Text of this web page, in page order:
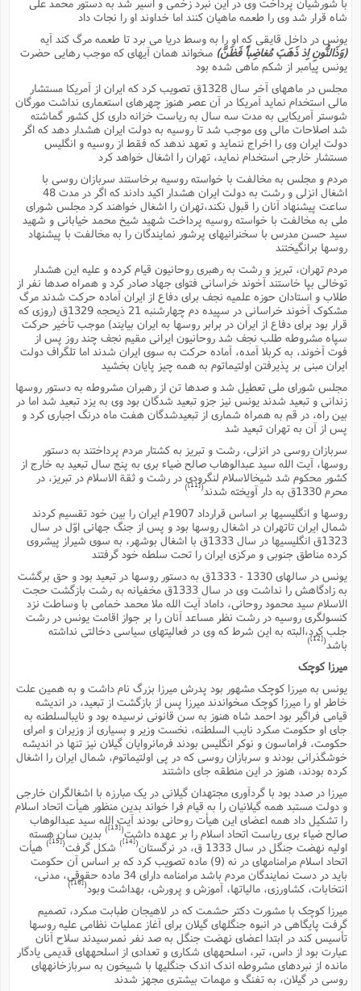
شاه قرار شد وى را طعمه ماهیان کنند اما خداوند او را نجات داد
یونس در داخل قایقى که او را به وسط دریا مى برد تا طعمه مرگ کند آیه
(وَذَالنُّونِ اِذ ذَهَبَ مُغاضِباً فَظَنَّ)مىخواند همان آیهاى که موجب رهایى حضرت
یونس پیامبر از شکم ماهى شده بود
مجلس در ماههاى آخر سال 1328ق تصویب کرد که ایران از آمریکا مستشار
مالى استخدام نماید آمریکا در آن عصر هنوز چهرهاى استعمارى نداشت مورگان
شوستر آمریکایى به مدت سه سال به ریاست خزانه دارى کل کشور گماشته
شد اصلاحات مالى وى موجب شد تا روسیه به دولت ایران هشدار دهد که اگر
دولت ایران وى را اخراج ننماید و تعهد ندهد که فقط از روسیه و انگلیس
مستشار خارجى استخدام نماید، تهران را اشغال خواهد کرد
مردم و مجلس به مخالفت با خواسته روسیه برخاستند سربازان روسى با
اشغال انزلى و رشت به دولت ایران هشدار اکید دادند که اگر در مدت 48
ساعت پیشنهاد آنان را قبول نکند،تهران را اشغال خواهند کرد مجلس شوراى
ملى به مخالفت با خواسته روسیه پرداخت شهید شیخ محمد خیابانى و شهید
سید حسن مدرس با سخنرانیهاى پرشور نمایندگان را به مخالفت با پیشنهاد
روسها برانگیختند
مردم تهران، تبریز و رشت به رهبرى روحانیون قیام کرده و علیه این هشدار
توخالى بپا خاستند آخوند خراسانى فتواى جهاد صادر کرد و همراه صدها نفر از
طلاب و استادان حوزه علمیه نجف براى دفاع از ایران آماده حرکت شدند مرگ
مشکوک آخوند خراسانى در سپیده دم چهارشنبه 21 ذیحجه 1329ق (روزى که
قرار بود براى دفاع از ایران در برابر روسها به ایران بیایند) موجب تأخیر حرکت
سپاه مشروطه طلب نجف شد روحانیون ایرانى مقیم نجف چند روز پس از
فوت آخوند، به کربلا آمده، آماده حرکت به سوى ایران شدند اما تلگراف دولت
ایران مبنى بر پذیرفتن اولتیماتوم به همه چیز پایان بخشید
مجلس شوراى ملى تعطیل شد و صدها تن از رهبران مشروطه به دستور روسها
زندانى و تبعید شدند یونس نیز جزو تبعید شدگان بود وى به یزد تبعید شد اما در
بین راه، در قم به همراه شمارى از تبعیدشدگان هفت ماه درنگ اجبارى کرد و
پس از آن به تهران تبعید شد
سربازان روسى در انزلى، رشت و تبریز به کشتار مردم پرداختند به دستور
روسها، آیت الله سید عبدالوهاب صالح ضیاء برى به پنج سال تبعید به خارج از
کشور محکوم شد شیخالاسلام لنگرودى در رشت و ثقة الاسلام در تبریز، در
محرم 1330ق به دار آویخته شدند
(
[11]
)
روسها و انگلیسیها بر اساس قرارداد 1907م ایران را بین خود تقسیم کردند
شمال ایران تاتهران در اشغال روسها بود و پس از جنگ جهانى اوّل در سال
1323ق انگلیسیها در سال 1333ق با اشغال بوشهر، به سوى شیراز پیشروى
کرده مناطق جنوبى و مرکزى ایران را تحت سلطه خود گرفتند
یونس در سالهاى 1330 - 1333ق به دستور روسها در تبعید بود و حق برگشت
به زادگاهش را نداشت وى در سال 1333ق مخفیانه به رشت بازگشت حجت
الاسلام سید محمود روحانى، داماد آیت الله ملا محمد خمامى با وساطت نزد
کنسولگرى روسیه در رشت نظر مساعد آنان را بر جواز اقامت یونس در رشت
جلب کرد،البته به این شرط که وى در فعالیتهاى سیاسى دخالتى نداشته
باشد(
[12]
)
میرزا کوچک
یونس به میرزا کوچک مشهور بود پدرش میرزا بزرگ نام داشت و به همین علت
خاطر او را میرزا کوچک مىخواندند میرزا پس از بازگشت از تبعید، در اندیشه
قیامى فراگیر بود احمد شاه هنوز به سن قانونى نرسیده بود و نایبالسلطنه به
جاى او حکومت مىکرد نایب السلطنه، نخست وزیر و بسیارى از وزیران و امراى
حکومت، فراماسون و نوکر انگلیس بودند فرمانروایان گیلان نیز تنها در اندیشه
خوشگذرانى بودند و سربازان روسى که در پى اولتیماتوم، شمال ایران را اشغال
کرده بودند، هنوز در این منطقه جاى داشتند
میرزا در صدد بود با گردآورى مجتهدان گیلانى در یک مبارزه با اشغالگران خارجى
و دولت مستبد همه گیلانیان را به قیام فرا خواند بدین منظور هیأت اتحاد اسلام
را تشکیل داد همه اعضاى این هیأت روحانى بودند آیت الله سید عبدالوهاب
صالح ضیاء برى ریاست اتحاد اسلام را بر عهده داشت(
[13]
)بدین سان هسته
اولیه نهضت جنگل در سال 1333 ق، در نرگستان
(
[14]
)شکل گرفت(
[15]
)هیأت
اتحاد اسلام مرامنامهاى در نه (9) ماده تصویب کرد که بر اساس آن حکومت
باید در دست نمایندگان مردم باشد مرامنامه داراى 34 ماده حقوقى، مدنى،
انتخابات، کشاورزى، مالیاتها، آموزش و پرورش، بهداشت وبود(
[16]
)
میرزا کوچک با مشورت دکتر حشمت که در لاهیجان طبابت مىکرد، تصمیم
گرفت پایگاهى در انبوه جنگلهاى گیلان براى آغاز عملیات نظامى علیه روسها
تأسیس کند در ابتدا اعضاى نهضت جنگل به صد نفر نمىرسیدند سلاح آنان
عبارت بود از داس، تبر، اسلحههاى شکارى و تعدادى از اسلحههاى قدیمى یادگار
مانده از نبردهاى مشروطه اندک اندک جنگلیها با شبیخون به سربازخانههاى
روسى در گیلان، به تفنگ و مهمات بیشترى مجهز شدند